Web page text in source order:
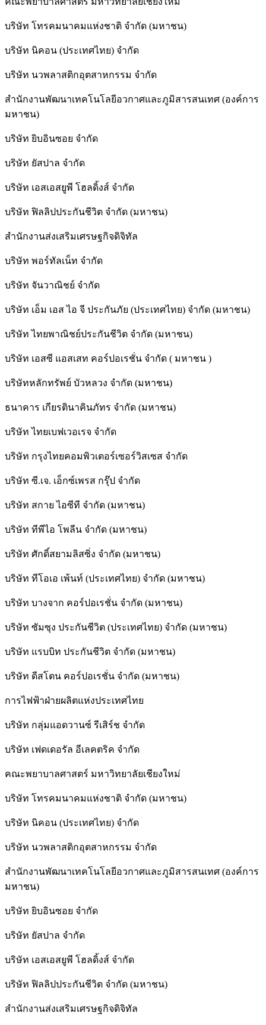
บริษัท โทรคมนาคมแห่งชาติ จำกัด (มหาชน)
บริษัท นิคอน (ประเทศไทย) จำกัด
บริษัท นวพลาสติกอุตสาหกรรม จำกัด
สำนักงานพัฒนาเทคโนโลยีอวกาศและภูมิสารสนเทศ (องค์การ
มหาชน)
บริษัท ยิบอินซอย จำกัด
บริษัท ยัสปาล จำกัด
บริษัท เอสเอสยูพี โฮลดิ้งส์ จำกัด
บริษัท ฟิลลิปประกันชีวิต จำกัด (มหาชน)
สํานักงานส่งเสริมเศรษฐกิจดิจิทัล
บริษัท พอร์ทัลเน็ท จำกัด
บริษัท จันวาณิชย์ จำกัด
บริษัท เอ็ม เอส ไอ จี ประกันภัย (ประเทศไทย) จำกัด (มหาชน)
บริษัท ไทยพาณิชย์ประกันชีวิต จำกัด (มหาชน)
บริษัท เอสซี แอสเสท คอร์ปอเรชั่น จำกัด ( มหาชน )
บริษัทหลักทรัพย์ บัวหลวง จำกัด (มหาชน)
ธนาคาร เกียรตินาคินภัทร จำกัด (มหาชน)
บริษัท ไทยเบฟเวอเรจ จำกัด
บริษัท กรุงไทยคอมพิวเตอร์เซอร์วิสเซส จำกัด
บริษัท ซี.เจ. เอ็กซ์เพรส กรุ๊ป จำกัด
บริษัท สกาย ไอซีที จำกัด (มหาชน)
บริษัท ทีพีไอ โพลีน จำกัด (มหาชน)
บริษัท ศักดิ์สยามลิสซิ่ง จำกัด (มหาชน)
บริษัท ทีโอเอ เพ้นท์ (ประเทศไทย) จำกัด (มหาชน)
บริษัท บางจาก คอร์ปอเรชั่น จำกัด (มหาชน)
บริษัท ซัมซุง ประกันชีวิต (ประเทศไทย) จำกัด (มหาชน)
บริษัท แรบบิท ประกันชีวิต จำกัด (มหาชน)
บริษัท ดีสโตน คอร์ปอเรชั่น จำกัด (มหาชน)
การไฟฟ้าฝ่ายผลิตแห่งประเทศไทย
บริษัท กลุ่มแอดวานซ์ รีเสิร์ช จำกัด
บริษัท เฟดเดอรัล อีเลคตริค จำกัด
คณะพยาบาลศาสตร์ มหาวิทยาลัยเชียงใหม่
บริษัท โทรคมนาคมแห่งชาติ จำกัด (มหาชน)
บริษัท นิคอน (ประเทศไทย) จำกัด
บริษัท นวพลาสติกอุตสาหกรรม จำกัด
สำนักงานพัฒนาเทคโนโลยีอวกาศและภูมิสารสนเทศ (องค์การ
มหาชน)
บริษัท ยิบอินซอย จำกัด
บริษัท ยัสปาล จำกัด
บริษัท เอสเอสยูพี โฮลดิ้งส์ จำกัด
บริษัท ฟิลลิปประกันชีวิต จำกัด (มหาชน)
สํานักงานส่งเสริมเศรษฐกิจดิจิทัล